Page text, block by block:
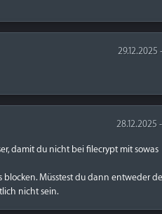
29.12.2025
28.12.2025
damit du nicht bei filecrypt mit sowas
Müsstest du dann entweder
nicht sein.